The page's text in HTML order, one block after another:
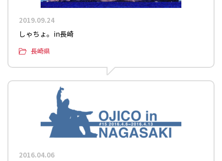
2019.09.24
しゃちょ。in長崎
長崎県
2016.04.06